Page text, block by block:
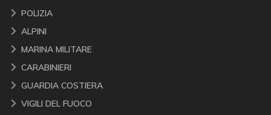
POLIZIA
ALPINI
MARINA MILITARE
CARABINIERI
GUARDIA COSTIERA
VIGILI DEL FUOCO